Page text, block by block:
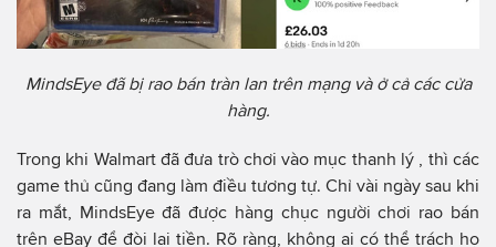
MindsEye đã bị rao bán tràn lan trên mạng và ở cả các cửa
hàng.
Trong khi Walmart đã đưa trò chơi vào mục thanh lý , thì các
game thủ cũng đang làm điều tương tự. Chỉ vài ngày sau khi
ra mắt, MindsEye đã được hàng chục người chơi rao bán
trên eBay để đòi lại tiền. Rõ ràng, không ai có thể trách họ